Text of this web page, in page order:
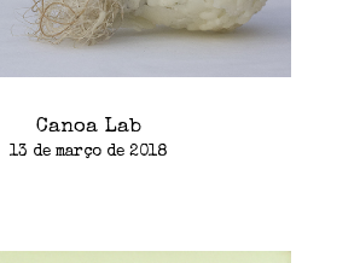
Canoa Lab
13 de março de 2018